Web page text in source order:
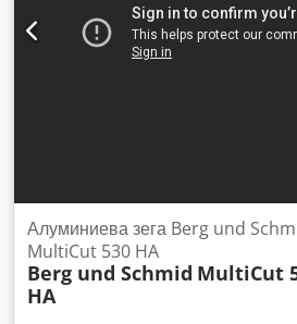
Алуминиева зега Berg und
MultiCut 530 HA
Berg und Schmid MultiCut
HA